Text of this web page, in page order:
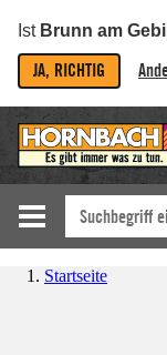
Ist Brunn am
JA, RICHTIG
Startseite